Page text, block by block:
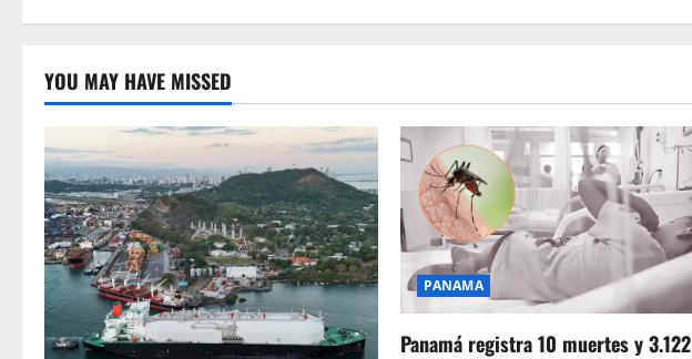
o
n
YOU MAY HAVE MISSED
PANAMA
Panamá registra 10 muertes y 3.122